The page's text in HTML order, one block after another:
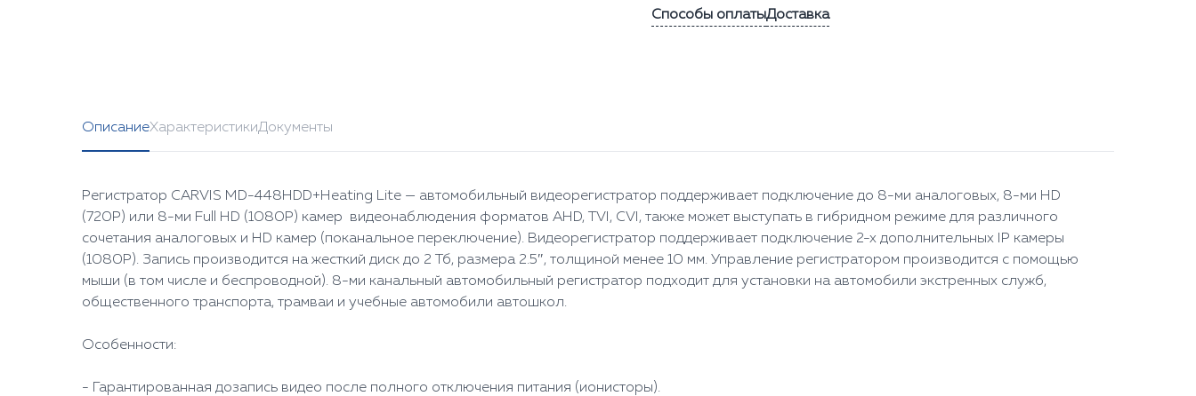
Способы оплатыДоставка
ОписаниеХарактеристикиДокументы
Регистратор CARVIS MD-448HDD+Heating Lite — автомобильный видеорегистратор поддерживает подключение до 8-ми аналоговых, 8-ми HD
(720P) или 8-ми Full HD (1080P) камер видеонаблюдения форматов AHD, TVI, CVI, также может выступать в гибридном режиме для различного
сочетания аналоговых и HD камер (поканальное переключение). Видеорегистратор поддерживает подключение 2-х дополнительных IP камеры
(1080P). Запись производится на жесткий диск до 2 Тб, размера 2.5″, толщиной менее 10 мм. Управление регистратором производится с помощью
мыши (в том числе и беспроводной). 8-ми канальный автомобильный регистратор подходит для установки на автомобили экстренных служб,
общественного транспорта, трамваи и учебные автомобили автошкол.
Особенности:
- Гарантированная дозапись видео после полного отключения питания (ионисторы).